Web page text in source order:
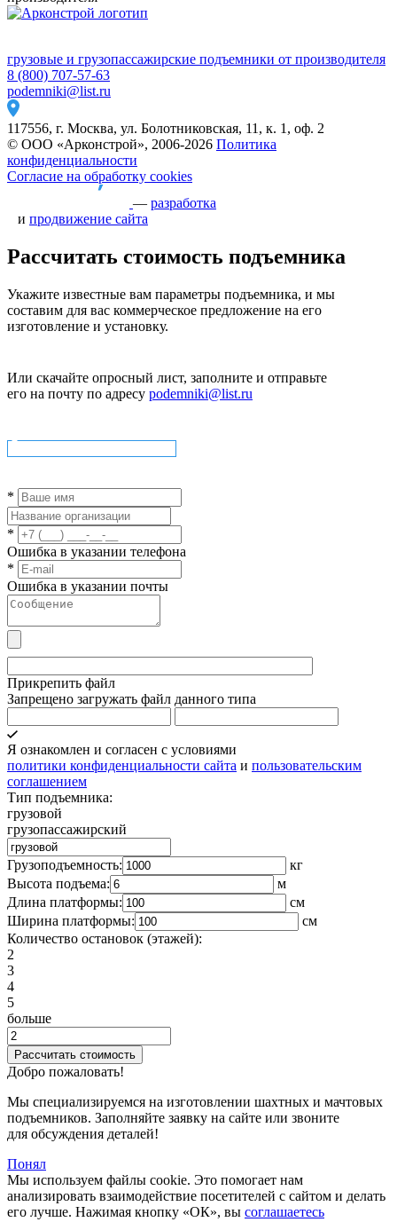
грузовые и грузопассажирские подъемники от производителя
8 (800) 707-57-63
podemniki@list.ru
117556, г. Москва, ул. Болотниковская, 11, к. 1, оф. 2
© ООО «Арконстрой», 2006-2026 Политика
конфиденциальности
Согласие на обработку cookies
— разработка
и продвижение сайта
Рассчитать стоимость подъемника
Укажите известные вам параметры подъемника, и мы
составим для вас коммерческое предложение на его
изготовление и установку.
Или скачайте опросный лист, заполните и отправьте
его на почту по адресу podemniki@list.ru
*
*
Ошибка в указании телефона
*
Ошибка в указании почты
Прикрепить файл
Запрещено загружать файл данного типа
Я ознакомлен и согласен с условиями
политики конфиденциальности сайта и пользовательским
соглашением
Тип подъемника:
грузовой
грузопассажирский
Грузоподъемность:
кг
Высота подъема:
м
Длина платформы:
cм
Ширина платформы:
см
Количество остановок (этажей):
2
3
4
5
больше
Добро пожаловать!
Мы специализируемся на изготовлении шахтных и мачтовых
подъемников. Заполняйте заявку на сайте или звоните
для обсуждения деталей!
Понял
Мы используем файлы cookie. Это помогает нам
анализировать взаимодействие посетителей с сайтом и делать
его лучше. Нажимая кнопку «ОК», вы соглашаетесь